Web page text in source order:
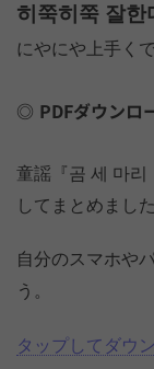
히쭉히쭉 잘한
にやにや上手く
PDFダウンロ
童謡『곰 세 마리
してまとめました
自分のスマホや
う。
タップしてダウ